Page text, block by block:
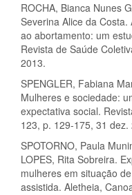
ROCHA, Bianca Nunes
Severina Alice da
ao abortamento: um
Revista de Saúde
2013.
SPENGLER, Fabiana
Mulheres e sociedade:
expectativa social.
123, p. 129-175, 31 dez.
SPOTORNO, Paula
LOPES, Rita Sobreira.
mulheres em situação
assistida. Aletheia,